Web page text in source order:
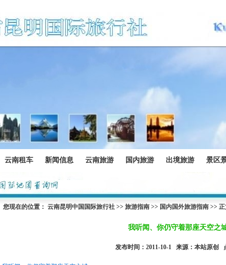
云南租车 新闻信息 云南旅游 国内旅游 出境旅游 景区
您现在的位置： 云南昆明中国国际旅行社>> 旅游指南>> 国内国外旅游指南>> 正
我听闻、你仍守着那座天空之城
发布时间：2011-10-1 来源：本站原创